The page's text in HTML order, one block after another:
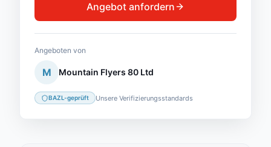
Angebot anfordern
Angeboten von
M Mountain Flyers 80 Ltd
BAZL-geprüft Unsere Verifizierungsstandards